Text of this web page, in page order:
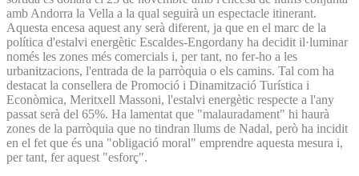
amb Andorra la Vella a la qual seguirà un espectacle itinerant.
Aquesta encesa aquest any serà diferent, ja que en el marc de la
política d'estalvi energètic Escaldes-Engordany ha decidit il·luminar
només les zones més comercials i, per tant, no fer-ho a les
urbanitzacions, l'entrada de la parròquia o els camins. Tal com ha
destacat la consellera de Promoció i Dinamització Turística i
Econòmica, Meritxell Massoni, l'estalvi energètic respecte a l'any
passat serà del 65%. Ha lamentat que "malauradament" hi haurà
zones de la parròquia que no tindran llums de Nadal, però ha incidit
en el fet que és una "obligació moral" emprendre aquesta mesura i,
per tant, fer aquest "esforç".